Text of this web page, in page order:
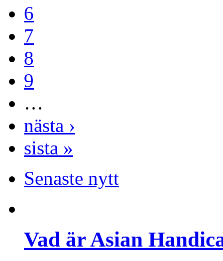
6
7
8
9
…
nästa ›
sista »
Senaste nytt
Vad är Asian